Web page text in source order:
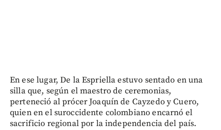
En ese lugar, De la Espriella estuvo sentado en una
silla que, según el maestro de ceremonias,
perteneció al prócer Joaquín de Cayzedo y Cuero,
quien en el suroccidente colombiano encarnó el
sacrificio regional por la independencia del país.